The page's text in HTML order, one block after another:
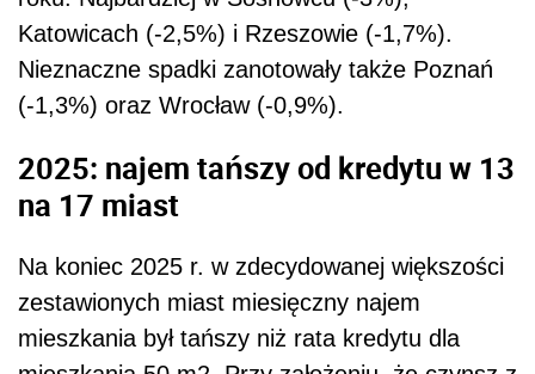
Katowicach (-2,5%) i Rzeszowie (-1,7%).
Nieznaczne spadki zanotowały także Poznań
(-1,3%) oraz Wrocław (-0,9%).
2025: najem tańszy od kredytu w 13
na 17 miast
Na koniec 2025 r. w zdecydowanej większości
zestawionych miast miesięczny najem
mieszkania był tańszy niż rata kredytu dla